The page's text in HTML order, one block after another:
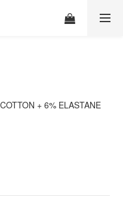
+ 6% ELASTANE